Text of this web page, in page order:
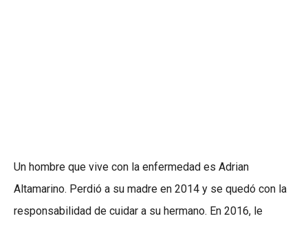
Un hombre que vive con la enfermedad es Adrian
Altamarino. Perdió a su madre en 2014 y se quedó con la
responsabilidad de cuidar a su hermano. En 2016, le